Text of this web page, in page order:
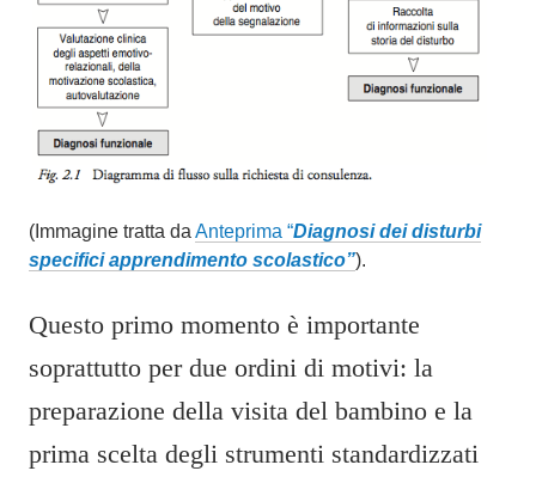
(Immagine tratta da Anteprima “Diagnosi dei disturbi
specifici apprendimento scolastico”).
Questo primo momento è importante
soprattutto per due ordini di motivi: la
preparazione della visita del bambino e la
prima scelta degli strumenti standardizzati